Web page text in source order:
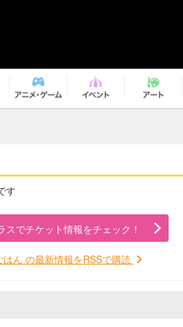
す
スでチケット情報をチェック！
はん の最新情報をRSSで購読